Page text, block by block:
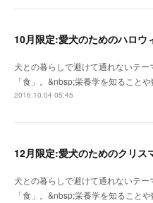
犬との暮らしで避けて通れないテー
「食」。&nbsp;栄養学を知ること
2016.10.04 05:45
犬との暮らしで避けて通れないテー
「食」。&nbsp;栄養学を知ること